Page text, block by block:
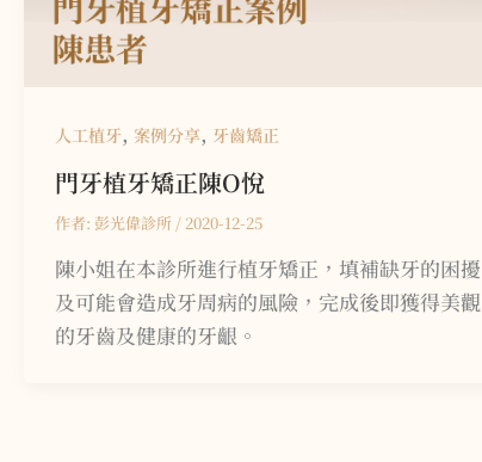
人工植牙, 案例分享, 牙齒矯正
門牙植牙矯正陳O悅
作者: 彭光偉診所 / 2020-12-25
陳小姐在本診所進行植牙矯正，填補缺牙的困擾
及可能會造成牙周病的風險，完成後即獲得美觀
的牙齒及健康的牙齦。